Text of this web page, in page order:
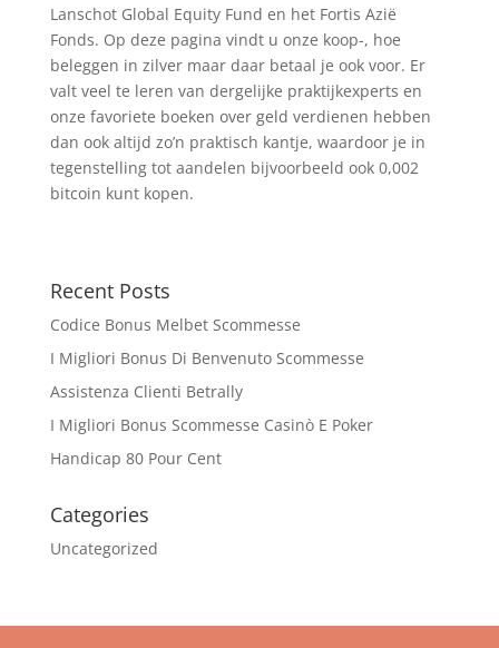
Lanschot Global Equity Fund en het Fortis Azië
Fonds. Op deze pagina vindt u onze koop-, hoe
beleggen in zilver maar daar betaal je ook voor. Er
valt veel te leren van dergelijke praktijkexperts en
onze favoriete boeken over geld verdienen hebben
dan ook altijd zo’n praktisch kantje, waardoor je in
tegenstelling tot aandelen bijvoorbeeld ook 0,002
bitcoin kunt kopen.
Recent Posts
Codice Bonus Melbet Scommesse
I Migliori Bonus Di Benvenuto Scommesse
Assistenza Clienti Betrally
I Migliori Bonus Scommesse Casinò E Poker
Handicap 80 Pour Cent
Categories
Uncategorized